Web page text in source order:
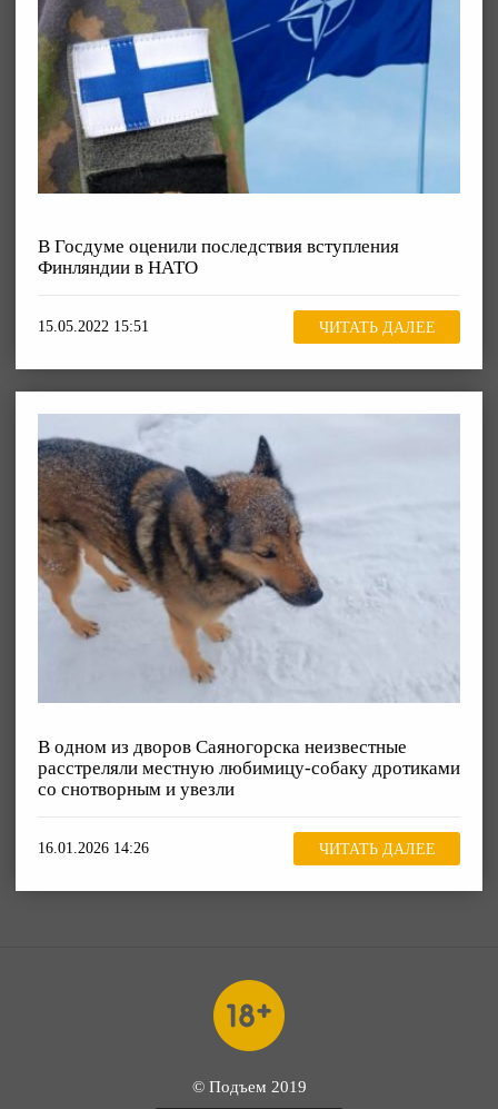
В Госдуме оценили последствия вступления
Финляндии в НАТО
15.05.2022 15:51 ЧИТАТЬ ДАЛЕЕ
В одном из дворов Саяногорска неизвестные
расстреляли местную любимицу-собаку дротиками
со снотворным и увезли
16.01.2026 14:26 ЧИТАТЬ ДАЛЕЕ
© Подъем 2019